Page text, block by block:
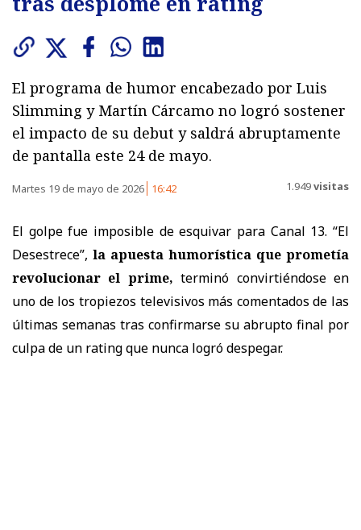
El programa de humor encabezado por Luis
Slimming y Martín Cárcamo no logró sostener
el impacto de su debut y saldrá abruptamente
de pantalla este 24 de mayo.
Martes 19 de mayo de 2026 16:42 1.949visitas
El golpe fue imposible de esquivar para Canal 13. “El
Desestrece”, la apuesta humorística que prometía
revolucionar el prime, terminó convirtiéndose en
uno de los tropiezos televisivos más comentados de las
últimas semanas tras confirmarse su abrupto final por
culpa de un rating que nunca logró despegar.